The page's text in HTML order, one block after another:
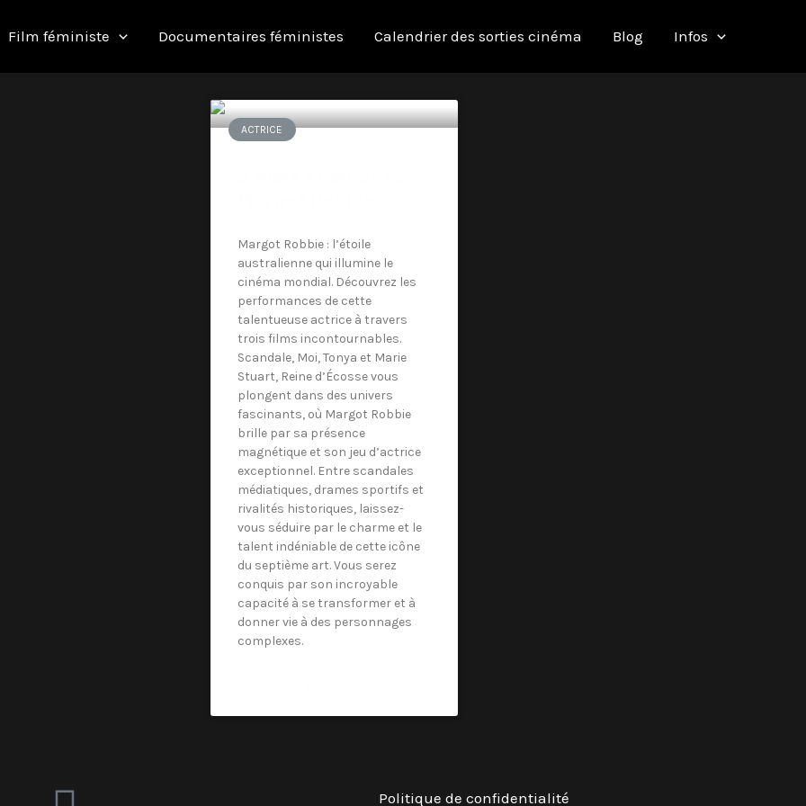
Film féministe Documentaires féministes Calendrier des sorties cinéma Blog Infos
ACTRICE
Margot Robbie : l’étoile
australienne qui illumine le
cinéma mondial. Découvrez les
performances de cette
talentueuse actrice à travers
trois films incontournables.
Scandale, Moi, Tonya et Marie
Stuart, Reine d’Écosse vous
plongent dans des univers
fascinants, où Margot Robbie
brille par sa présence
magnétique et son jeu d’actrice
exceptionnel. Entre scandales
médiatiques, drames sportifs et
rivalités historiques, laissez-
vous séduire par le charme et le
talent indéniable de cette icône
du septième art. Vous serez
conquis par son incroyable
capacité à se transformer et à
donner vie à des personnages
complexes.
Politique de confidentialité